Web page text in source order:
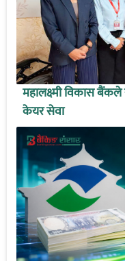
महालक्ष्मी विकास बैंकले
केयर सेवा